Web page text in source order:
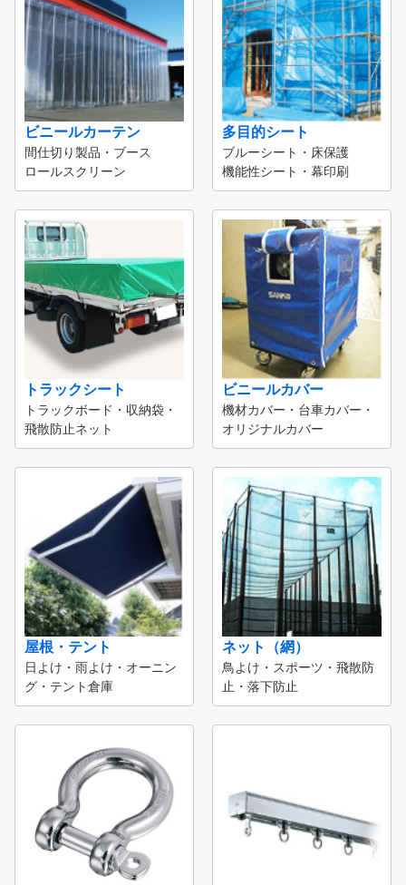
ビニールカーテン
間仕切り製品・ブース
ロールスクリーン
多目的シート
ブルーシート・床保護
機能性シート・幕印刷
トラックシート
トラックボード・収納袋・
飛散防止ネット
ビニールカバー
機材カバー・台車カバー・
オリジナルカバー
屋根・テント
日よけ・雨よけ・オーニン
グ・テント倉庫
ネット（網）
鳥よけ・スポーツ・飛散防
止・落下防止